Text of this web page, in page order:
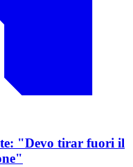
"Devo tirar fuori il